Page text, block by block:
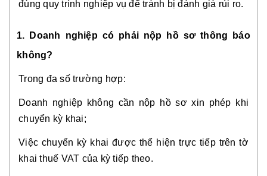
đúng quy trình nghiệp vụ để tránh bị đánh giá rủi ro.
1. Doanh nghiệp có phải nộp hồ sơ thông báo
không?
Trong đa số trường hợp:
Doanh nghiệp không cần nộp hồ sơ xin phép khi
chuyển kỳ khai;
Việc chuyển kỳ khai được thể hiện trực tiếp trên tờ
khai thuế VAT của kỳ tiếp theo.